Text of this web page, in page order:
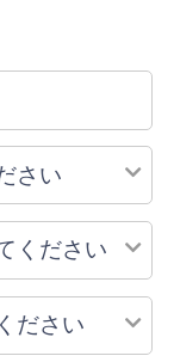
ます。
ください。
す。